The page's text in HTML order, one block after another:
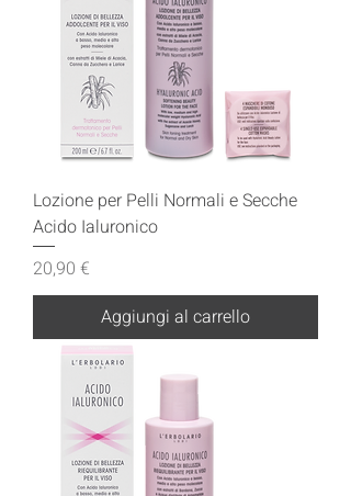
Lozione per Pelli Normali e Secche
Acido Ialuronico
Prezzo
20,90 €
Aggiungi al carrello